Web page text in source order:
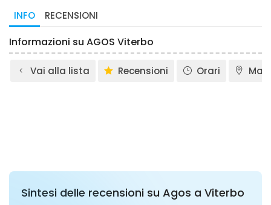
INFO RECENSIONI
Informazioni su AGOS Viterbo
Vai alla lista Recensioni Orari
Sintesi delle recensioni su Agos a Viterbo